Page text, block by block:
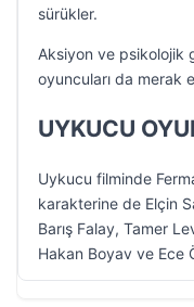
sürükler.
Aksiyon ve psikolojik
oyuncuları da merak
UYKUCU
Uykucu filminde
karakterine de Elçin
Barış Falay, Tamer
Hakan Boyav ve Ece